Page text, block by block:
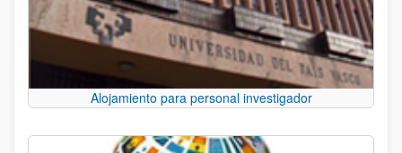
Alojamiento para personal investigador